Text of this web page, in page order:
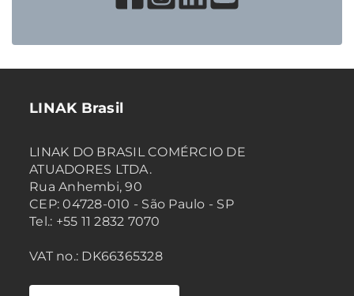
LINAK Brasil
LINAK DO BRASIL COMÉRCIO DE
ATUADORES LTDA.
Rua Anhembi, 90
CEP: 04728-010 - São Paulo - SP
Tel.: +55 11 2832 7070
VAT no.: DK66365328